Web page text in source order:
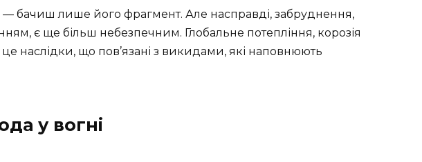
бачиш лише його фрагмент. Але насправді, забруднення,
є ще більш небезпечним. Глобальне потепління, корозія
наслідки, що пов’язані з викидами, які наповнюють
у вогні